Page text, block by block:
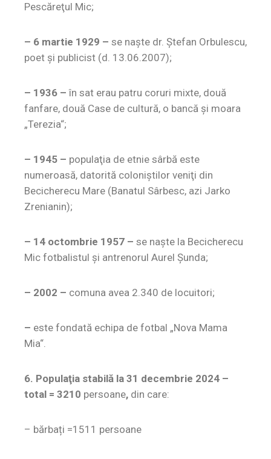
Pescăreţul Mic;
– 6 martie 1929 – se naşte dr. Ştefan Orbulescu,
poet şi publicist (d. 13.06.2007);
– 1936 –în sat erau patru coruri mixte, două
fanfare, două Case de cultură, o bancă şi moara
„Terezia“;
– 1945 – populaţia de etnie sârbă este
numeroasă, datorită coloniştilor veniţi din
Becicherecu Mare (Banatul Sârbesc, azi Jarko
Zrenianin);
– 14 octombrie 1957 – se naşte la Becicherecu
Mic fotbalistul şi antrenorul Aurel Şunda;
– 2002 – comuna avea 2.340 de locuitori;
– este fondată echipa de fotbal „Nova Mama
Mia“.
6. Populaţia stabilă la 31 decembrie 2024 –
total = 3210 persoane, din care:
– bărbați =1511 persoane